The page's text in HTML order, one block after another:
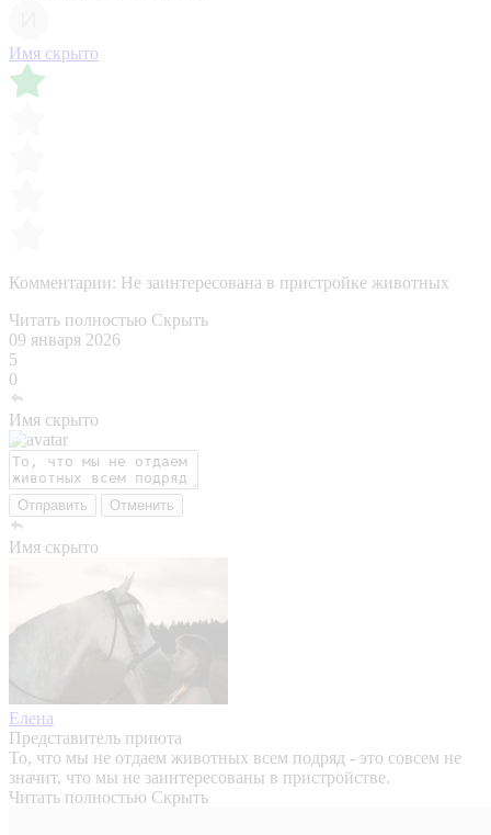
Имя скрыто
Комментарии: Не заинтересована в пристройке животных
Читать полностью Скрыть
09 января 2026
5
0
Имя скрыто
Отправить Отменить
Имя скрыто
Елена
Представитель приюта
То, что мы не отдаем животных всем подряд - это совсем не
значит, что мы не заинтересованы в пристройстве.
Читать полностью Скрыть